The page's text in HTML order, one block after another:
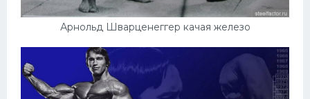
Арнольд Шварценеггер качая железо